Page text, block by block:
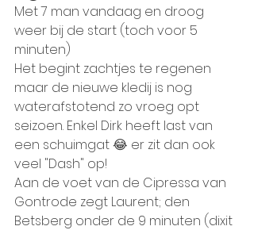
Met 7 man vandaag en droog
weer bij de start (toch voor 5
minuten)
Het begint zachtjes te regenen
maar de nieuwe kledij is nog
waterafstotend zo vroeg opt
seizoen. Enkel Dirk heeft last van
een schuimgat 😂 er zit dan ook
veel "Dash" op!
Aan de voet van de Cipressa van
Gontrode zegt Laurent; den
Betsberg onder de 9 minuten (dixit